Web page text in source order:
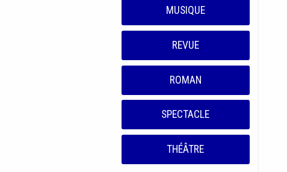
MUSIQUE
REVUE
ROMAN
SPECTACLE
THÉÂTRE